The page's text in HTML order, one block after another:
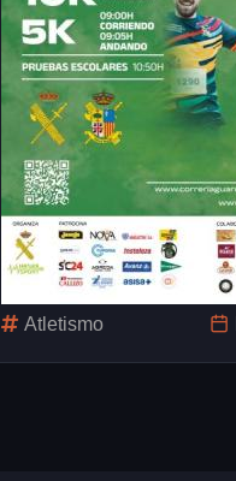
Atletismo